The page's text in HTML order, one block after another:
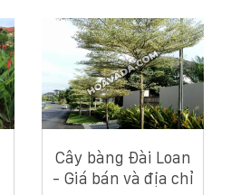
Cây bàng Đài Loan
- Giá bán và địa chỉ